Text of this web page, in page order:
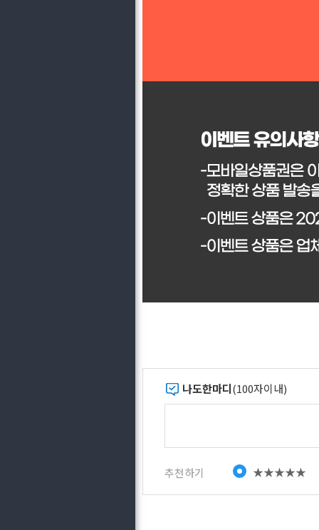
나도한마디(100자이내)
추천하기 ★★★★★